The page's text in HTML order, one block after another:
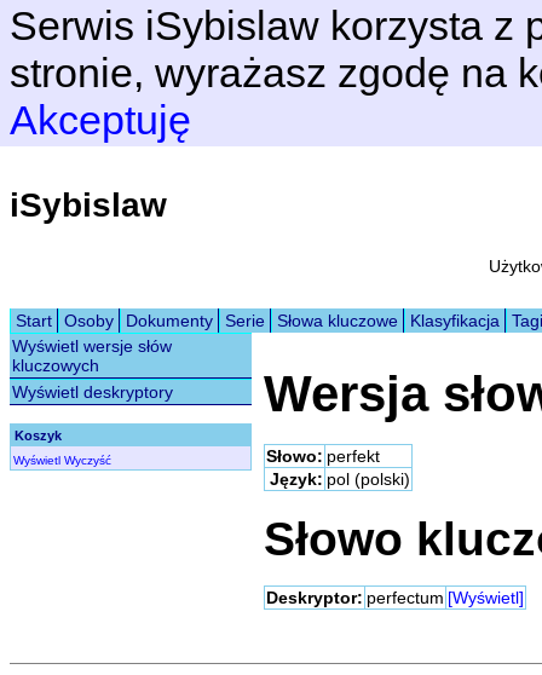
Serwis iSybislaw korzysta z
stronie, wyrażasz zgodę na
Akceptuję
iSybislaw
Start Osoby Dokumenty Serie Słowa kluczowe Klasyfikacja
Tagi
Wyświetl wersje słów
kluczowych
Wyświetl deskryptory
Koszyk
Wyświetl Wyczyść
Wersja
Słowo: perfekt
Język: pol (polski)
Słowo
Deskryptor: perfectum [Wyświetl]